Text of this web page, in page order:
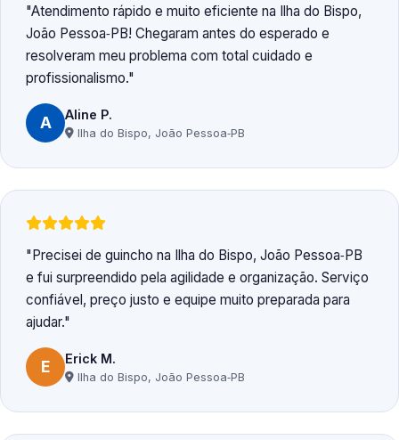
Atendimento rápido e muito eficiente na Ilha do Bispo,
João Pessoa‑PB! Chegaram antes do esperado e
resolveram meu problema com total cuidado e
profissionalismo.
A Aline P.
Ilha do Bispo, João Pessoa‑PB
Precisei de guincho na Ilha do Bispo, João Pessoa‑PB
e fui surpreendido pela agilidade e organização. Serviço
confiável, preço justo e equipe muito preparada para
ajudar.
E Erick M.
Ilha do Bispo, João Pessoa‑PB